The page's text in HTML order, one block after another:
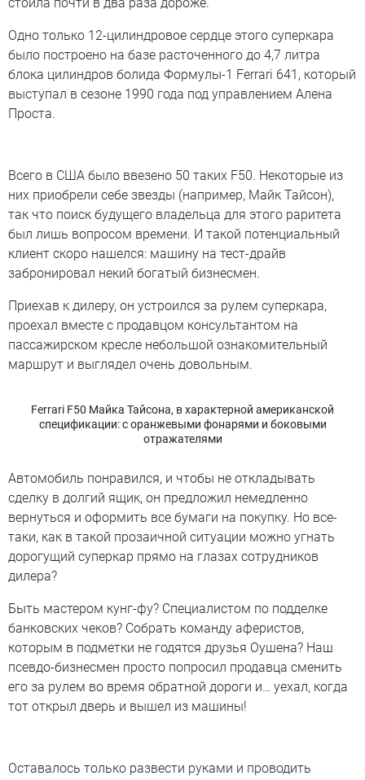
Одно только 12-цилиндровое сердце этого суперкара
было построено на базе расточенного до 4,7 литра
блока цилиндров болида Формулы-1 Ferrari 641, который
выступал в сезоне 1990 года под управлением Алена
Проста.
Всего в США было ввезено 50 таких F50. Некоторые из
них приобрели себе звезды (например, Майк Тайсон),
так что поиск будущего владельца для этого раритета
был лишь вопросом времени. И такой потенциальный
клиент скоро нашелся: машину на тест-драйв
забронировал некий богатый бизнесмен.
Приехав к дилеру, он устроился за рулем суперкара,
проехал вместе с продавцом консультантом на
пассажирском кресле небольшой ознакомительный
маршрут и выглядел очень довольным.
Ferrari F50 Майка Тайсона, в характерной американской
спецификации: с оранжевыми фонарями и боковыми
отражателями
Автомобиль понравился, и чтобы не откладывать
сделку в долгий ящик, он предложил немедленно
вернуться и оформить все бумаги на покупку. Но все-
таки, как в такой прозаичной ситуации можно угнать
дорогущий суперкар прямо на глазах сотрудников
дилера?
Быть мастером кунг-фу? Специалистом по подделке
банковских чеков? Собрать команду аферистов,
которым в подметки не годятся друзья Оушена? Наш
псевдо-бизнесмен просто попросил продавца сменить
его за рулем во время обратной дороги и… уехал, когда
тот открыл дверь и вышел из машины!
Оставалось только развести руками и проводить